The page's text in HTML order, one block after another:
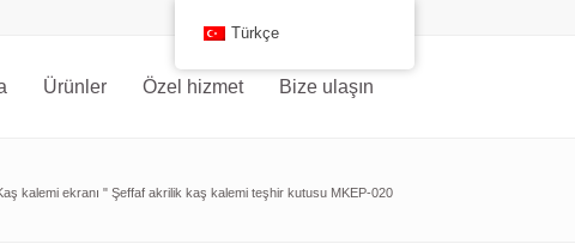
Ürünler Özel hizmet Bize ulaşın
kalemi ekranı " Şeffaf akrilik kaş kalemi teşhir kutusu MKEP-020
Türkçe